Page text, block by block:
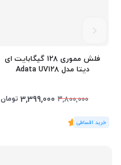
فلش مموری 128 گیگابایت ای
دیتا مدل Adata UV128
3,800,000
3,399,000 تومان
(1رای)
5